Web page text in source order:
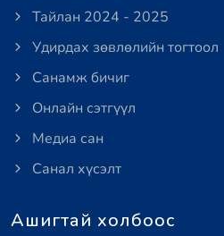
Тайлан 2024 - 2025
Удирдах зөвлөлийн тогтоол
Санамж бичиг
Онлайн сэтгүүл
Медиа сан
Санал хүсэлт
Ашигтай холбоос